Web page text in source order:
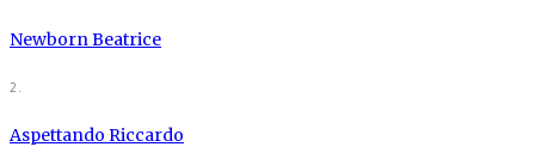
Newborn Beatrice
2.
Aspettando Riccardo